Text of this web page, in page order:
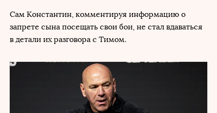
Сам Константин, комментируя информацию о
запрете сына посещать свои бои, не стал вдаваться
в детали их разговора с Тимом.